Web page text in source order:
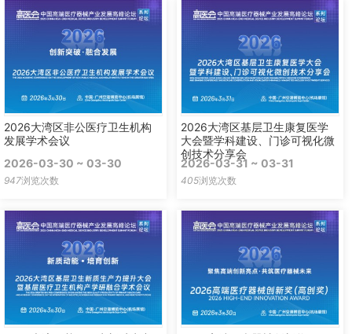
2026大湾区非公医疗卫生机构
发展学术会议
2026-03-30 ~ 03-30
947浏览次数
2026大湾区基层卫生康复医学
大会暨学科建设、门诊可视化微
创技术分享会
2026-03-31 ~ 03-31
405浏览次数